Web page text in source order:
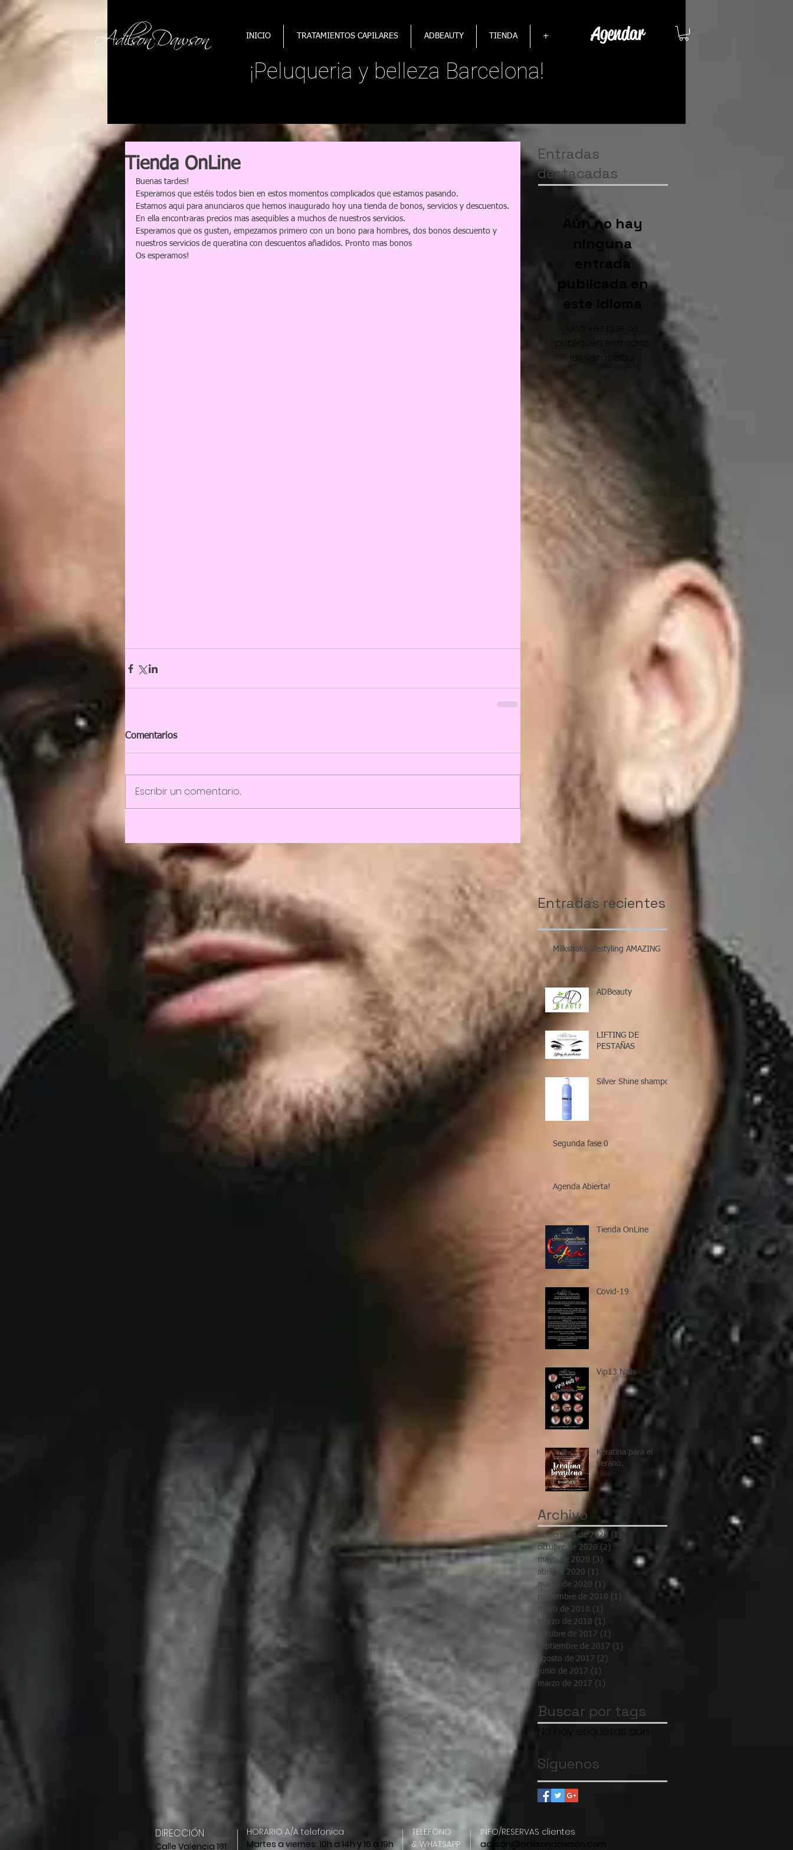
INICIO TRATAMIENTOS CAPILARES ADBEAUTY TIENDA + Agendar
¡​Peluqueria y belleza Barcelona!
Tienda OnLine
Buenas tardes!
Esperamos que estéis todos bien en estos momentos complicados que estamos pasando.
Estamos aqui para anunciaros que hemos inaugurado hoy una tienda de bonos, servicios y descuentos.
En ella encontraras precios mas asequibles a muchos de nuestros servicios.
Esperamos que os gusten, empezamos primero con un bono para hombres, dos bonos descuento y
nuestros servicios de queratina con descuentos añadidos. Pronto mas bonos
Os esperamos!
Comentarios
Escribir un comentario...
Entradas
destacadas
Aún no hay
ninguna
entrada
publicada en
este idioma
publiquen entradas,
las verás aquí.
Entradas recientes
Milkshake lifestyling AMAZING
ADBeauty
LIFTING DE
PESTAÑAS
Silver Shine shampoo
Segunda fase 0
Agenda Abierta!
Tienda OnLine
Covid-19
Vip13 Nails
Keratina para el
verano.
Archivo
noviembre de 2020 (1)
octubre de 2020 (2)
mayo de 2020 (3) 3 entradas
abril de 2020 (1)
marzo de 2020 (1)
noviembre de 2018 (1)
1 entrada
mayo de 2018 (1)
marzo de 2018 (1)
octubre de 2017 (1)
septiembre de 2017 (1)
agosto de 2017 (2)
junio de 2017 (1)
marzo de 2017 (1)
Buscar por tags
No hay etiquetas aún.
Síguenos
DIRECCIÓN
Calle Valencia 181
HORARIO A/A telefonica
Martes a viernes: 10h a 14h y 16 a 19h
TELEFONO
& WHATSAPP
INFO/RESERVAS clientes
adilson@adilsondawson.com